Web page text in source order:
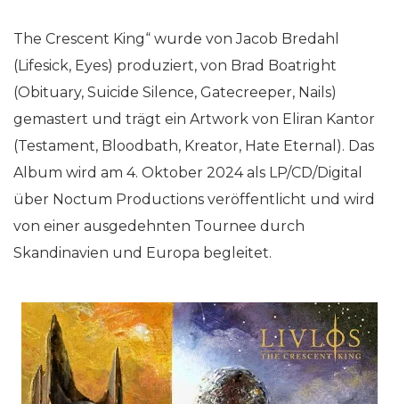
The Crescent King“ wurde von Jacob Bredahl
(Lifesick, Eyes) produziert, von Brad Boatright
(Obituary, Suicide Silence, Gatecreeper, Nails)
gemastert und trägt ein Artwork von Eliran Kantor
(Testament, Bloodbath, Kreator, Hate Eternal). Das
Album wird am 4. Oktober 2024 als LP/CD/Digital
über Noctum Productions veröffentlicht und wird
von einer ausgedehnten Tournee durch
Skandinavien und Europa begleitet.